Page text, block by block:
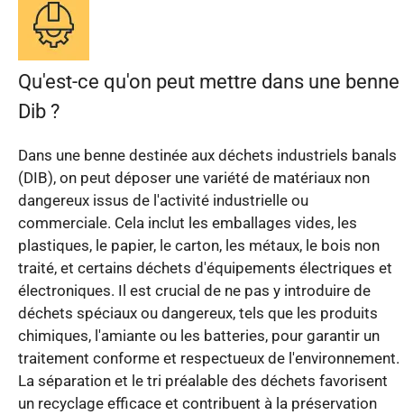
Qu'est-ce qu'on peut mettre dans une benne
Dib ?
Dans une benne destinée aux déchets industriels banals
(DIB), on peut déposer une variété de matériaux non
dangereux issus de l'activité industrielle ou
commerciale. Cela inclut les emballages vides, les
plastiques, le papier, le carton, les métaux, le bois non
traité, et certains déchets d'équipements électriques et
électroniques. Il est crucial de ne pas y introduire de
déchets spéciaux ou dangereux, tels que les produits
chimiques, l'amiante ou les batteries, pour garantir un
traitement conforme et respectueux de l'environnement.
La séparation et le tri préalable des déchets favorisent
un recyclage efficace et contribuent à la préservation